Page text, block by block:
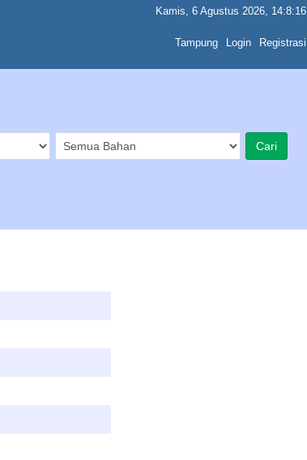
Kamis, 6 Agustus 2026, 14:8:16
Tampung Login Registrasi